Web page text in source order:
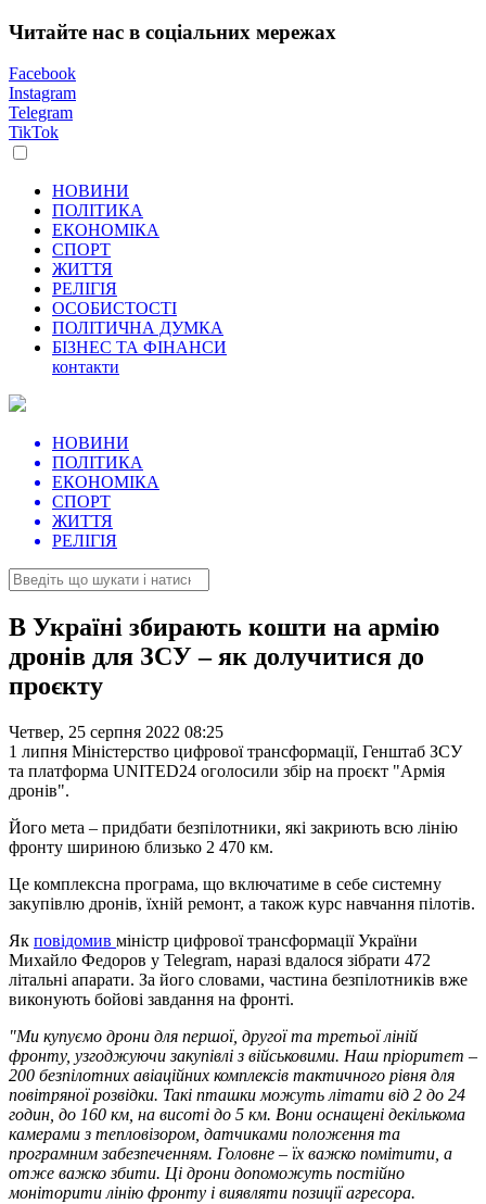
Читайте нас в соціальних мережах
Facebook
Instagram
Telegram
TikTok
НОВИНИ
ПОЛІТИКА
ЕКОНОМІКА
СПОРТ
ЖИТТЯ
РЕЛІГІЯ
ОСОБИСТОСТІ
ПОЛІТИЧНА ДУМКА
БІЗНЕС ТА ФІНАНСИ
контакти
НОВИНИ
ПОЛІТИКА
ЕКОНОМІКА
СПОРТ
ЖИТТЯ
РЕЛІГІЯ
В Україні збирають кошти на армію
дронів для ЗСУ – як долучитися до
проєкту
Четвер, 25 серпня 2022 08:25
1 липня Міністерство цифрової трансформації, Генштаб ЗСУ
та платформа UNITED24 оголосили збір на проєкт "Армія
дронів".
Його мета – придбати безпілотники, які закриють всю лінію
фронту шириною близько 2 470 км.
Це комплексна програма, що включатиме в себе системну
закупівлю дронів, їхній ремонт, а також курс навчання пілотів.
Як повідомив міністр цифрової трансформації України
Михайло Федоров у Telegram, наразі вдалося зібрати 472
літальні апарати. За його словами, частина безпілотників вже
виконують бойові завдання на фронті.
"Ми купуємо дрони для першої, другої та третьої ліній
фронту, узгоджуючи закупівлі з військовими. Наш пріоритет –
200 безпілотних авіаційних комплексів тактичного рівня для
повітряної розвідки. Такі пташки можуть літати від 2 до 24
годин, до 160 км, на висоті до 5 км. Вони оснащені декількома
камерами з тепловізором, датчиками положення та
програмним забезпеченням. Головне – їх важко помітити, а
отже важко збити. Ці дрони допоможуть постійно
моніторити лінію фронту і виявляти позиції агресора.